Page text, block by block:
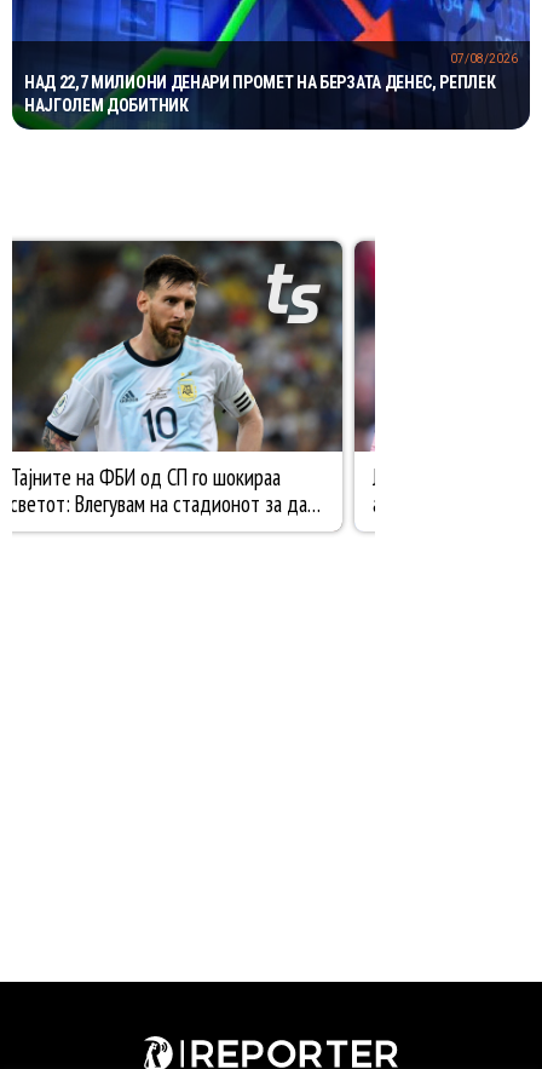
НАД 22,7 МИЛИОНИ ДЕНАРИ ПРОМЕТ НА БЕРЗАТА ДЕНЕС, РЕПЛЕК
НАЈГОЛЕМ ДОБИТНИК
07/08/2026